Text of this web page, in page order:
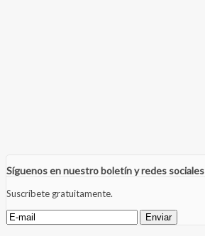
Síguenos en nuestro boletín y redes sociales
Suscríbete gratuitamente.